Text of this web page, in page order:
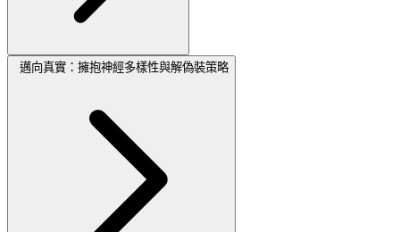
邁向真實：擁抱神經多樣性與解偽裝策略